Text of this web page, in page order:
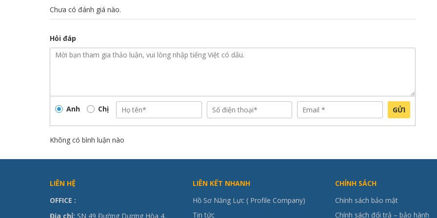
Chưa có đánh giá nào.
Hỏi đáp
Anh Chị GỬI
Không có bình luận nào
LIÊN HỆ
OFFICE :
Địa chỉ: SN 49 Đường Dương Hòa 4,
LIÊN KẾT NHANH
Hồ Sơ Năng Lực ( Profile Company)
Tin tức
CHÍNH SÁCH
Chính sách bảo mật
Chính sách đổi trả – bảo hành